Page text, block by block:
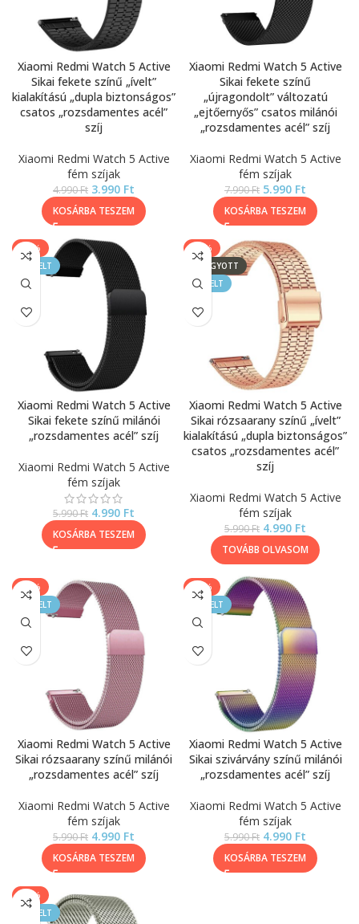
Xiaomi Redmi Watch 5 Active
Sikai fekete színű „ívelt”
kialakítású „dupla biztonságos”
csatos „rozsdamentes acél”
szíj
Xiaomi Redmi Watch 5 Active
fém szíjak
4.990Ft 3.990 Ft
KOSÁRBA TESZEM
Xiaomi Redmi Watch 5 Active
Sikai fekete színű
„újragondolt” változatú
„ejtőernyős” csatos milánói
„rozsdamentes acél” szíj
Xiaomi Redmi Watch 5 Active
fém szíjak
7.990Ft 5.990 Ft
KOSÁRBA TESZEM
-17%
KIEMELT
Xiaomi Redmi Watch 5 Active
Sikai fekete színű milánói
„rozsdamentes acél” szíj
Xiaomi Redmi Watch 5 Active
fém szíjak
5.990Ft 4.990 Ft
KOSÁRBA TESZEM
-17%
ELFOGYOTT
KIEMELT
Xiaomi Redmi Watch 5 Active
Sikai rózsaarany színű „ívelt”
kialakítású „dupla biztonságos”
csatos „rozsdamentes acél”
szíj
Xiaomi Redmi Watch 5 Active
fém szíjak
5.990Ft 4.990 Ft
TOVÁBB OLVASOM
-17%
KIEMELT
Xiaomi Redmi Watch 5 Active
Sikai rózsaarany színű milánói
„rozsdamentes acél” szíj
Xiaomi Redmi Watch 5 Active
fém szíjak
5.990Ft 4.990 Ft
KOSÁRBA TESZEM
-17%
KIEMELT
Xiaomi Redmi Watch 5 Active
Sikai szivárvány színű milánói
„rozsdamentes acél” szíj
Xiaomi Redmi Watch 5 Active
fém szíjak
5.990Ft 4.990 Ft
KOSÁRBA TESZEM
-25%
KIEMELT